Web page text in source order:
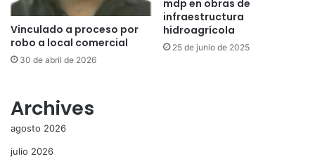
Vinculado a proceso por
robo a local comercial
30 de abril de 2026
mdp en obras de
infraestructura
hidroagrícola
25 de junio de 2025
Archives
agosto 2026
julio 2026